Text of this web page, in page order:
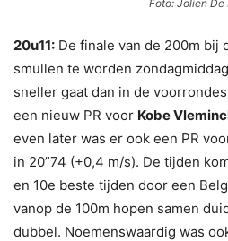
Foto: Jolien De
20u11: De finale van de 200m bij
smullen te worden
sneller gaat dan in de
een nieuw PR voor Kobe
even later was er ook een PR
in 20”74 (+0,4 m/s). De tijden
en 10e beste tijden door een
vanop de 100m hopen samen
dubbel. Noemenswaardig was